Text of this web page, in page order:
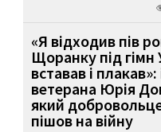
«Я відходив пів
Щоранку під гімн
вставав і плакав»:
ветерана Юрія
який
пішов на війну